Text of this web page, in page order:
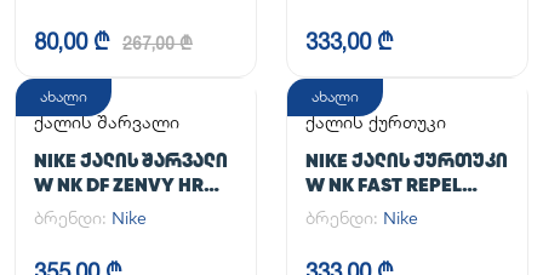
80,00 ₾ 267,00 ₾ 333,00 ₾
ახალი
ქალის შარვალი
NIKE ᲥᲐᲚᲘᲡ ᲨᲐᲠᲕᲐᲚᲘ
W NK DF ZENVY HR
TGHT
ბრენდი: Nike
ახალი
ქალის ქურთუკი
NIKE ᲥᲐᲚᲘᲡ ᲥᲣᲠᲗᲣᲙᲘ
W NK FAST REPEL
JACKET
ბრენდი: Nike